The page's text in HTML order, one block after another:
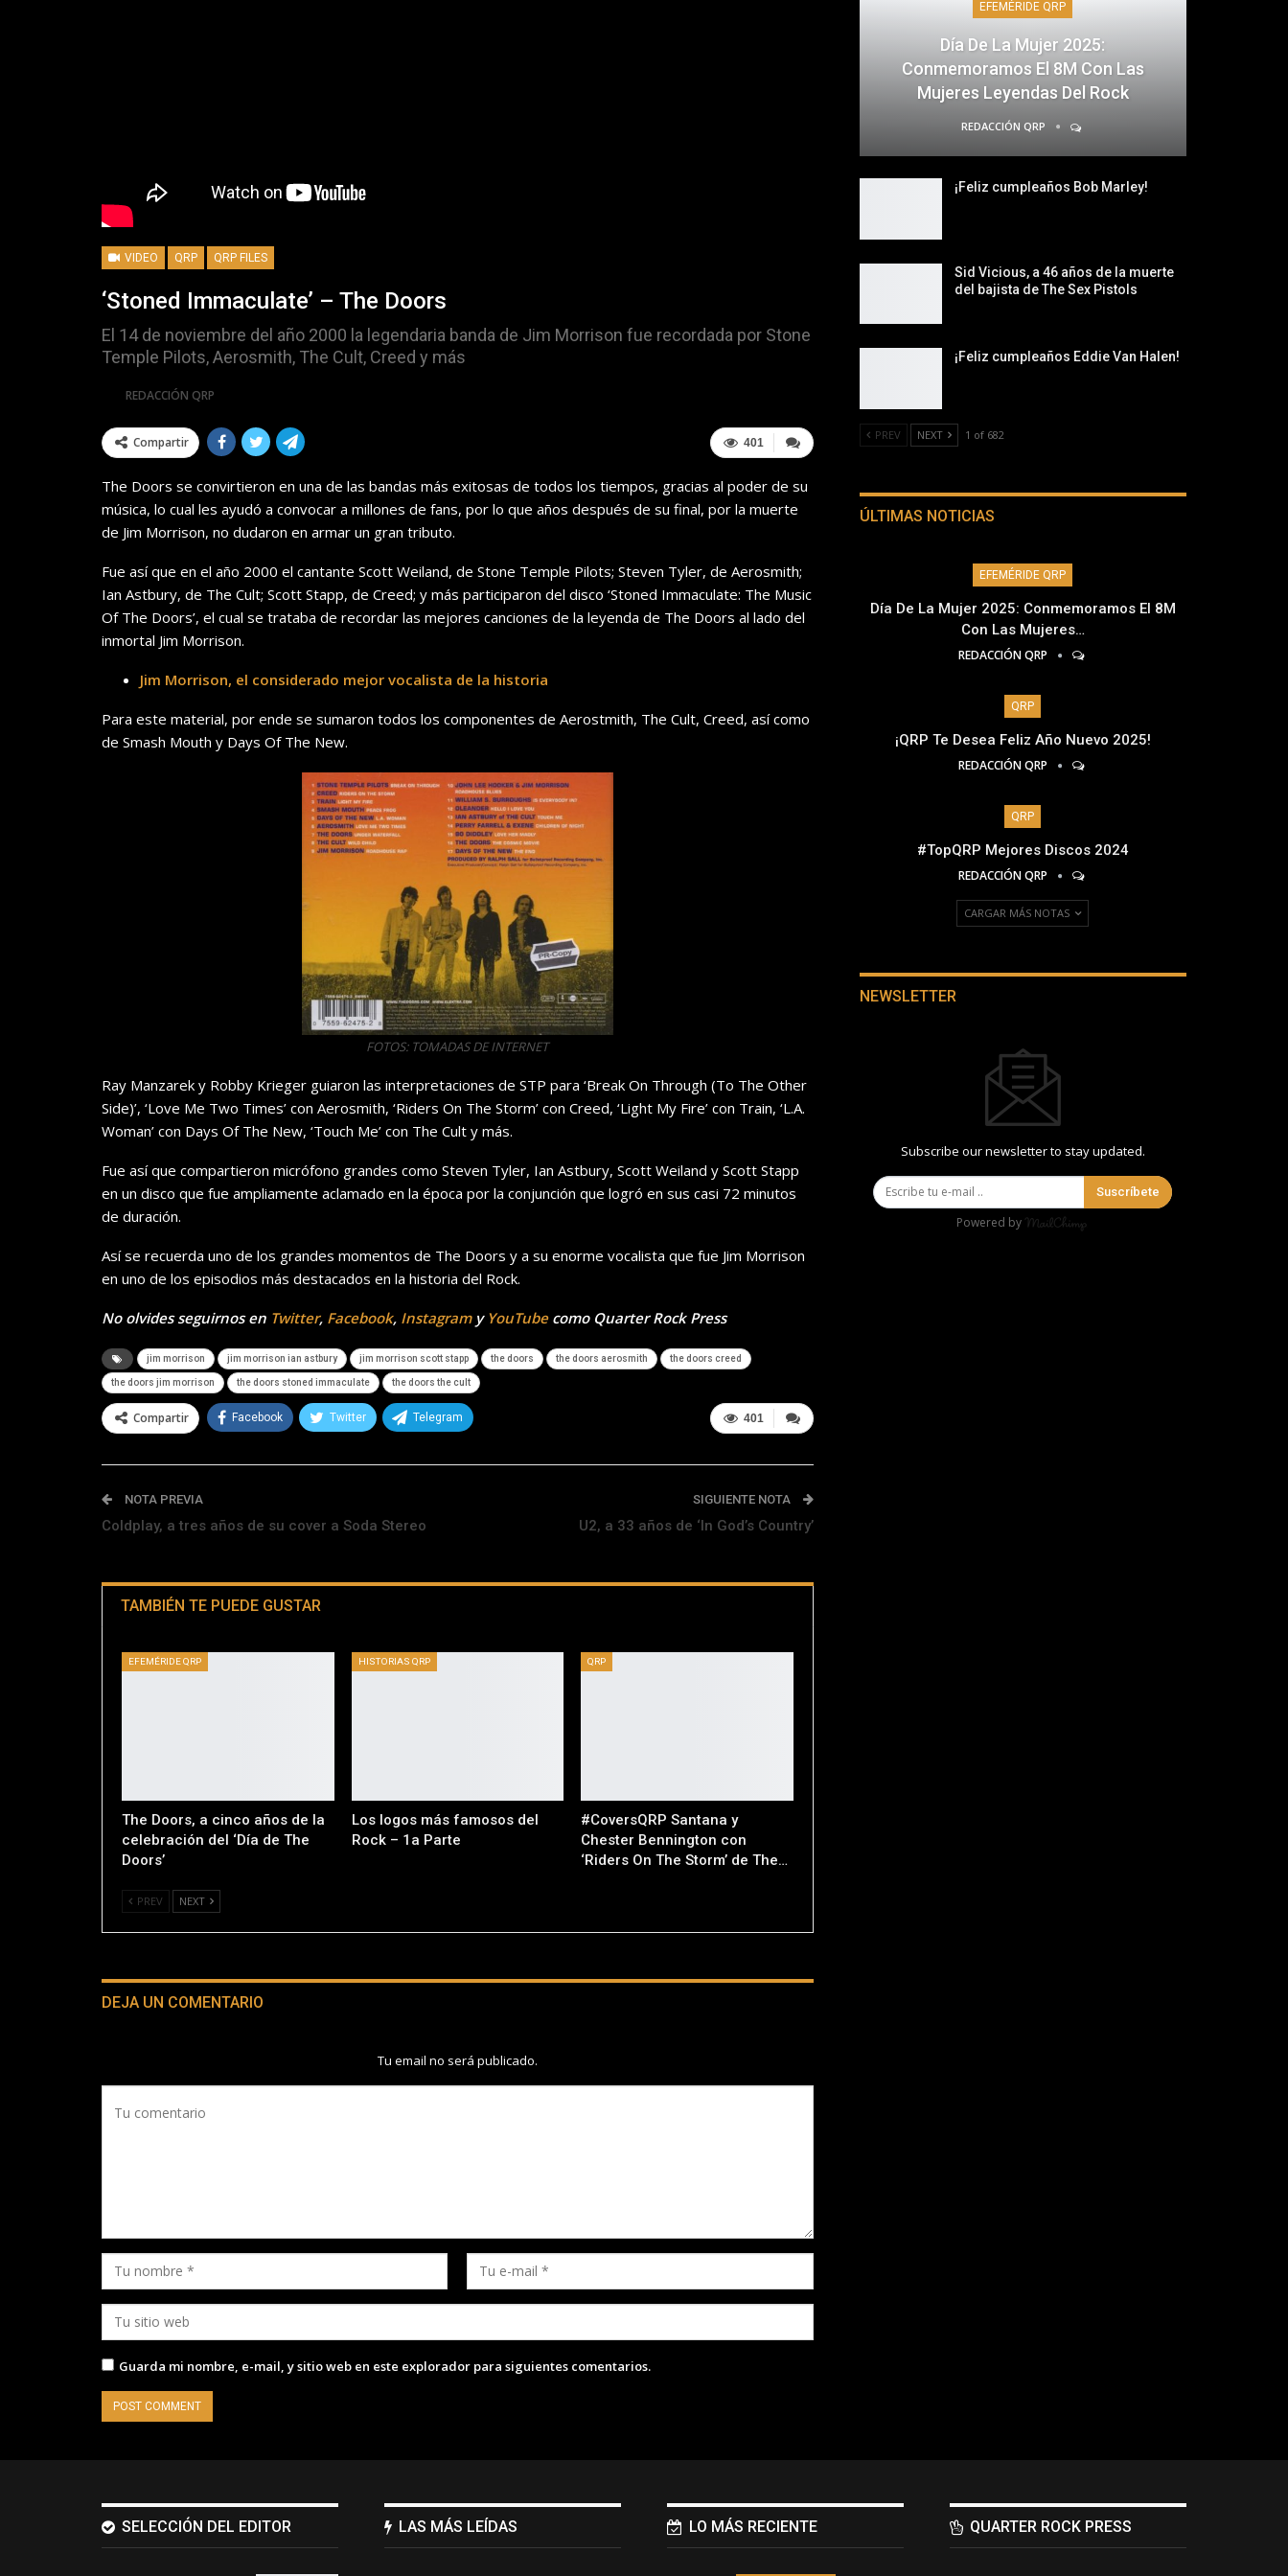
VIDEO QRP QRP FILES
‘Stoned Immaculate’ – The Doors
El 14 de noviembre del año 2000 la legendaria banda de Jim Morrison fue recordada por Stone
Temple Pilots, Aerosmith, The Cult, Creed y más
REDACCIÓN QRP
401
Compartir
The Doors se convirtieron en una de las bandas más exitosas de todos los tiempos, gracias al poder de su
música, lo cual les ayudó a convocar a millones de fans, por lo que años después de su final, por la muerte
de Jim Morrison, no dudaron en armar un gran tributo.
Fue así que en el año 2000 el cantante Scott Weiland, de Stone Temple Pilots; Steven Tyler, de Aerosmith;
Ian Astbury, de The Cult; Scott Stapp, de Creed; y más participaron del disco ‘Stoned Immaculate: The Music
Of The Doors’, el cual se trataba de recordar las mejores canciones de la leyenda de The Doors al lado del
inmortal Jim Morrison.
Jim Morrison, el considerado mejor vocalista de la historia
Para este material, por ende se sumaron todos los componentes de Aerostmith, The Cult, Creed, así como
de Smash Mouth y Days Of The New.
FOTOS: TOMADAS DE INTERNET
Ray Manzarek y Robby Krieger guiaron las interpretaciones de STP para ‘Break On Through (To The Other
Side)’, ‘Love Me Two Times’ con Aerosmith, ‘Riders On The Storm’ con Creed, ‘Light My Fire’ con Train, ‘L.A.
Woman’ con Days Of The New, ‘Touch Me’ con The Cult y más.
Fue así que compartieron micrófono grandes como Steven Tyler, Ian Astbury, Scott Weiland y Scott Stapp
en un disco que fue ampliamente aclamado en la época por la conjunción que logró en sus casi 72 minutos
de duración.
Así se recuerda uno de los grandes momentos de The Doors y a su enorme vocalista que fue Jim Morrison
en uno de los episodios más destacados en la historia del Rock.
No olvides seguirnos en Twitter, Facebook, Instagramy YouTubecomo Quarter Rock Press
jim morrison jim morrison ian astbury jim morrison scott stapp the doors the doors aerosmith the doors creed
the doors jim morrison the doors stoned immaculate the doors the cult
401
Compartir Facebook Twitter Telegram
NOTA PREVIA
Coldplay, a tres años de su cover a Soda Stereo
SIGUIENTE NOTA
U2, a 33 años de ‘In God’s Country’
TAMBIÉN TE PUEDE GUSTAR
EFEMÉRIDE QRP
The Doors, a cinco años de la
celebración del ‘Día de The
Doors’
HISTORIAS QRP
Los logos más famosos del
Rock – 1a Parte
QRP
#CoversQRP Santana y
Chester Bennington con
‘Riders On The Storm’ de The…
PREV NEXT
DEJA UN COMENTARIO
Tu email no será publicado.
Guarda mi nombre, e-mail, y sitio web en este explorador para siguientes comentarios.
EFEMÉRIDE QRP
Día De La Mujer 2025:
Conmemoramos El 8M Con Las
Mujeres Leyendas Del Rock
REDACCIÓN QRP
¡Feliz cumpleaños Bob Marley!
Sid Vicious, a 46 años de la muerte
del bajista de The Sex Pistols
¡Feliz cumpleaños Eddie Van Halen!
PREV NEXT 1 of 682
ÚLTIMAS NOTICIAS
EFEMÉRIDE QRP
Día De La Mujer 2025: Conmemoramos El 8M
Con Las Mujeres…
REDACCIÓN QRP
QRP
¡QRP Te Desea Feliz Año Nuevo 2025!
REDACCIÓN QRP
QRP
#TopQRP Mejores Discos 2024
REDACCIÓN QRP
CARGAR MÁS NOTAS
NEWSLETTER
Subscribe our newsletter to stay updated.
Suscríbete
Powered by
SELECCIÓN DEL EDITOR LAS MÁS LEÍDAS LO MÁS RECIENTE QUARTER ROCK PRESS